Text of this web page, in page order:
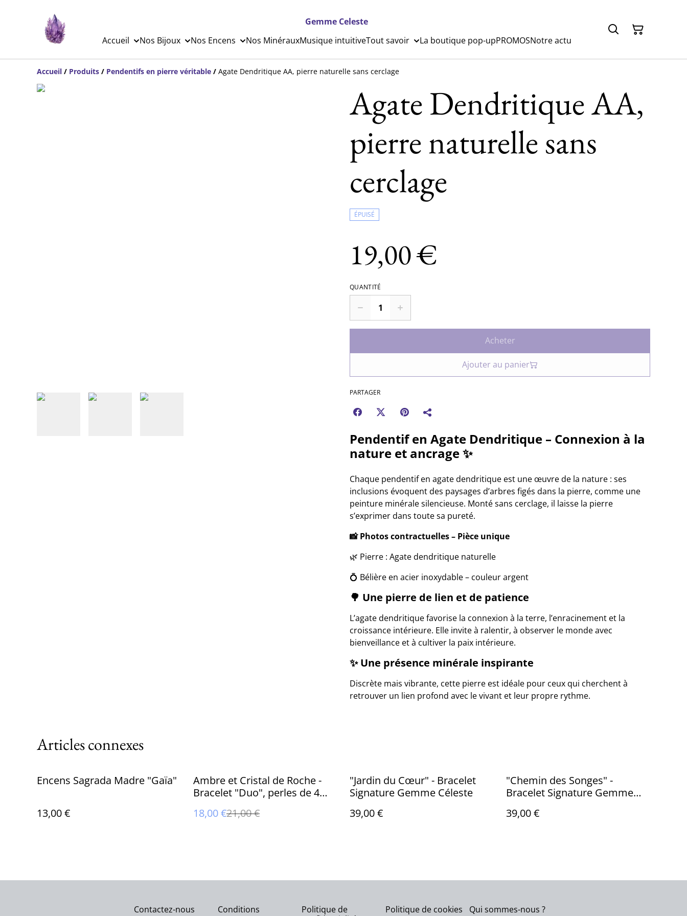
Gemme Celeste
Accueil
Nos Bijoux Nos Encens Nos MinérauxMusique intuitiveTout savoir La boutique pop-upPROMOSNotre actu
Accueil / Produits / Pendentifs en pierre véritable / Agate Dendritique AA, pierre naturelle sans cerclage
Agate Dendritique AA,
pierre naturelle sans
cerclage
ÉPUISÉ
19,00 €
QUANTITÉ
Acheter
Ajouter au panier
PARTAGER
Pendentif en Agate Dendritique – Connexion à la
nature et ancrage ✨
Chaque pendentif en agate dendritique est une œuvre de la nature : ses
inclusions évoquent des paysages d’arbres figés dans la pierre, comme une
peinture minérale silencieuse. Monté sans cerclage, il laisse la pierre
s’exprimer dans toute sa pureté.
📸 Photos contractuelles – Pièce unique
🌿 Pierre : Agate dendritique naturelle
💍 Bélière en acier inoxydable – couleur argent
🌳 Une pierre de lien et de patience
L’agate dendritique favorise la connexion à la terre, l’enracinement et la
croissance intérieure. Elle invite à ralentir, à observer le monde avec
bienveillance et à cultiver la paix intérieure.
✨ Une présence minérale inspirante
Discrète mais vibrante, cette pierre est idéale pour ceux qui cherchent à
retrouver un lien profond avec le vivant et leur propre rythme.
Articles connexes
Encens Sagrada Madre "Gaïa"
13,00 €
%
Ambre et Cristal de Roche -
Bracelet "Duo", perles de 4
18,00 €21,00 €
"Jardin du Cœur" - Bracelet
Signature Gemme Céleste
39,00 €
"Chemin des Songes" -
Bracelet Signature Gemme
39,00 €
Contactez-nous Conditions
Politique de
Politique de cookies Qui sommes-nous ?